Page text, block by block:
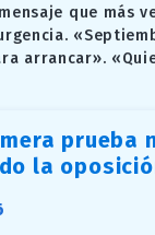
que más
arrancar».
prueba
la